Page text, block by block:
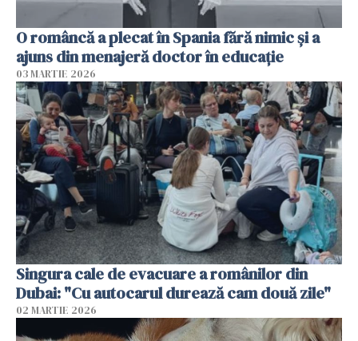
O româncă a plecat în Spania fără nimic și a
ajuns din menajeră doctor în educație
03 MARTIE 2026
Singura cale de evacuare a românilor din
Dubai: "Cu autocarul durează cam două zile"
02 MARTIE 2026